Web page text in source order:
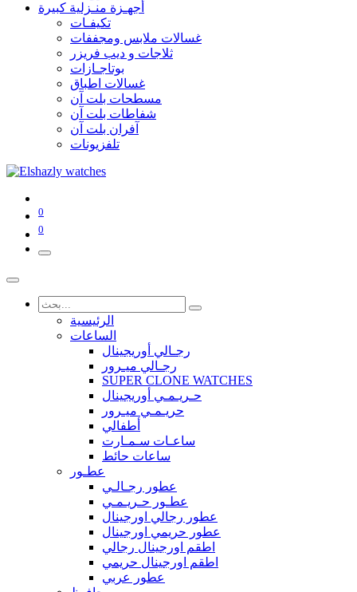
أجهـزة منـزلية كبيرة
تكيفـات
غسالات ملابس ومجففات
ثلاجات و ديب فريزر
بوتاجـازات
غسالات اطباق
مسطحات بلت آن
شفاطات بلت آن
آفران بلت آن
تلفزيونات
0
0
الرئيسية
الساعات
رجـالي أوريجينال
رجـالي ميـرور
SUPER CLONE WATCHES
حـريـمـي أوريجينال
حريـمـي ميـرور
أطفالي
ساعـات سـمـارت
ساعات حائط
عطـور
عطور رجـالـي
عطـور حـريـمـي
عطور رجالي اورجينال
عطور حريمي اورجينال
اطقم اورجينال رجالي
اطقم اورجينال حريمي
عطور عربي